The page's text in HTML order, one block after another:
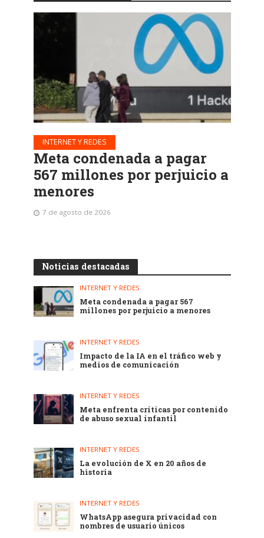
INTERNET Y REDES
Meta condenada a pagar
567 millones por perjuicio a
menores
7 de agosto de 2026
Noticias destacadas
INTERNET Y REDES
Meta condenada a pagar 567
millones por perjuicio a menores
INTERNET Y REDES
Impacto de la IA en el tráfico web y
medios de comunicación
INTERNET Y REDES
Meta enfrenta críticas por contenido
de abuso sexual infantil
INTERNET Y REDES
La evolución de X en 20 años de
historia
INTERNET Y REDES
WhatsApp asegura privacidad con
nombres de usuario únicos